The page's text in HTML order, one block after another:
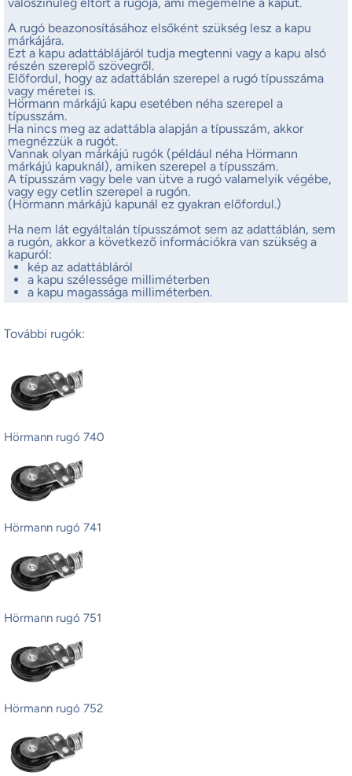
A rugó beazonosításához elsőként szükség lesz a kapu
márkájára.
Ezt a kapu adattáblájáról tudja megtenni vagy a kapu alsó
részén szereplő szövegről.
Előfordul, hogy az adattáblán szerepel a rugó típusszáma
vagy méretei is.
Hörmann márkájú kapu esetében néha szerepel a
típusszám.
Ha nincs meg az adattábla alapján a típusszám, akkor
megnézzük a rugót.
Vannak olyan márkájú rugók (például néha Hörmann
márkájú kapuknál), amiken szerepel a típusszám.
A típusszám vagy bele van ütve a rugó valamelyik végébe,
vagy egy cetlin szerepel a rugón.
(Hörmann márkájú kapunál ez gyakran előfordul.)
Ha nem lát egyáltalán típusszámot sem az adattáblán, sem
a rugón, akkor a következő információkra van szükség a
kapuról:
kép az adattábláról
a kapu szélessége milliméterben
a kapu magassága milliméterben.
További rugók:
Hörmann rugó 740
Hörmann rugó 741
Hörmann rugó 751
Hörmann rugó 752